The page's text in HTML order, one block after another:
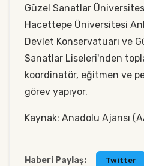
Güzel Sanatlar
Hacettepe Üniversitesi
Devlet Konservatuarı ve
Sanatlar Liseleri'nden
koordinatör, eğitmen ve
görev yapıyor.
Kaynak: Anadolu Ajansı
Haberi Paylaş: Twitter